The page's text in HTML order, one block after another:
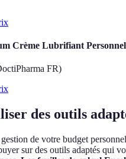
Crème Lubrifiant
FR)
des outils
de votre budget
sur des outils adaptés qui